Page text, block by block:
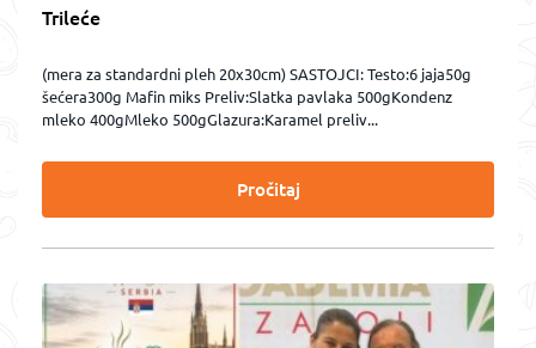
Trileće
(mera za standardni pleh 20x30cm) SASTOJCI: Testo:6 jaja50g
šećera300g Mafin miks Preliv:Slatka pavlaka 500gKondenz
mleko 400gMleko 500gGlazura:Karamel preliv...
Pročitaj